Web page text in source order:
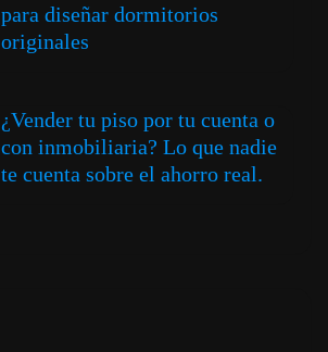
para diseñar dormitorios
originales
¿Vender tu piso por tu cuenta o
con inmobiliaria? Lo que nadie
te cuenta sobre el ahorro real.